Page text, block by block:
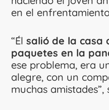
en el
“Élsalió de la casa
paquetes en la
ese problema, era
alegre, con un
muchas